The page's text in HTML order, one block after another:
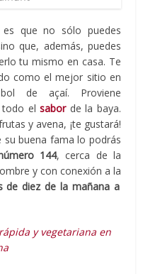
que no sólo puedes
que, además, puedes
tu mismo en casa. Te
como el mejor sitio en
de açaí. Proviene
todo elsaborde la baya.
y avena, ¡te gustará!
su buena fama lo podrás
144, cerca de la
y con conexión a la
de diez de la mañana a
y vegetariana en